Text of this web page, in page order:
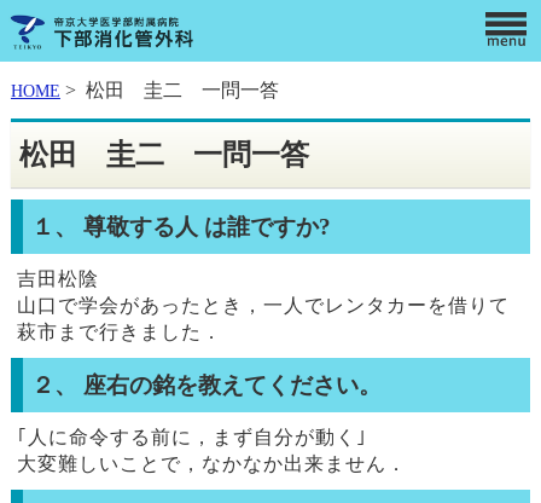
HOME > 松田 圭二 一問一答
松田 圭二 一問一答
１、 尊敬する人 は誰ですか?
吉田松陰
山口で学会があったとき，一人でレンタカーを借りて
萩市まで行きました．
２、 座右の銘を教えてください。
｢人に命令する前に，まず自分が動く｣
大変難しいことで，なかなか出来ません．